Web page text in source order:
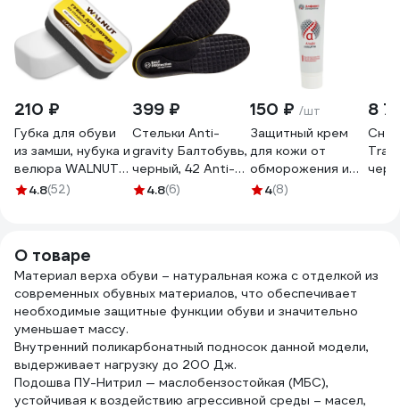
210 ₽
Губка для обуви
из замши, нубука и
велюра WALNUT
Classic WLN0454
4.8(52)
399 ₽
Стельки Anti-
gravity Балтобувь,
черный, 42 Anti-
gravity-42, цв.черн
4.8(6)
150 ₽ /шт
Защитный крем
для кожи от
обморожения и
обветривания
4(8)
8
О товаре
Материал верха обуви – натуральная кожа с отделкой из
современных обувных материалов, что обеспечивает
необходимые защитные функции обуви и значительно
уменьшает массу.
Внутренний поликарбонатный подносок данной модели,
выдерживает нагрузку до 200 Дж.
Подошва ПУ-Нитрил — маслобензостойкая (МБС),
устойчивая к воздействию агрессивной среды – масел,